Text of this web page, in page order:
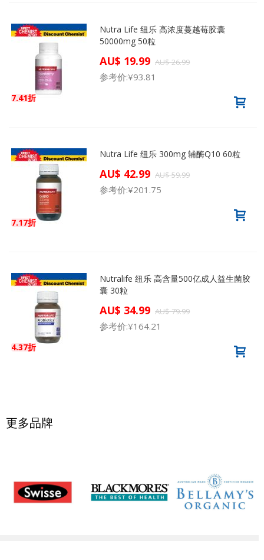
7.41折
Nutra Life 纽乐 高浓度蔓越莓胶囊
50000mg 50粒
AU$ 19.99 AU$ 26.99
参考价:¥93.81
7.17折
Nutra Life 纽乐 300mg 辅酶Q10 60粒
AU$ 42.99 AU$ 59.99
参考价:¥201.75
4.37折
Nutralife 纽乐 高含量500亿成人益生菌胶
囊 30粒
AU$ 34.99 AU$ 79.99
参考价:¥164.21
更多品牌